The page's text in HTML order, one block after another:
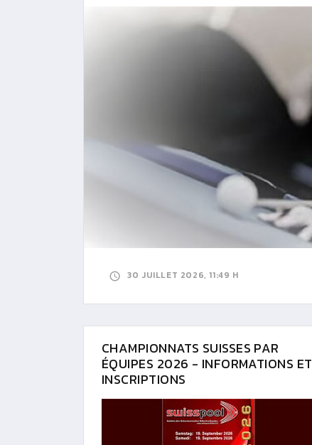
30 JUILLET 2026, 11:49 H
CHAMPIONNATS SUISSES PAR
ÉQUIPES 2026 - INFORMATIONS ET
INSCRIPTIONS